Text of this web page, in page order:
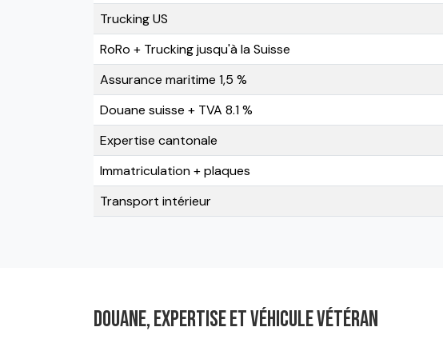
Trucking US
RoRo + Trucking jusqu'à la Suisse
Assurance maritime 1,5 %
Douane suisse + TVA 8.1 %
Expertise cantonale
Immatriculation + plaques
Transport intérieur
Douane, expertise et véhicule vétéran